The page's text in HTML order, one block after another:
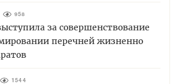
958
за совершенствование
перечней жизненно
1544